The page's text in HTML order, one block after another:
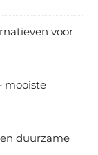
voor
mooiste
duurzame